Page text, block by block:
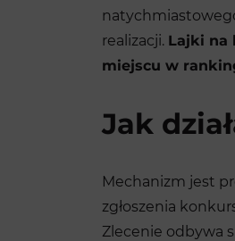
realizacji. Lajki na
miejscu w
Jak
Mechanizm jest
zgłoszenia
Zlecenie odbywa